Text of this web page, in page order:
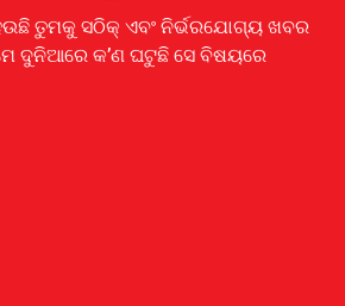
ତୁମକୁ ସଠିକ୍ ଏବଂ ନିର୍ଭରଯୋଗ୍ୟ ଖବର
ଦୁନିଆରେ କ’ଣ ଘଟୁଛି ସେ ବିଷୟରେ